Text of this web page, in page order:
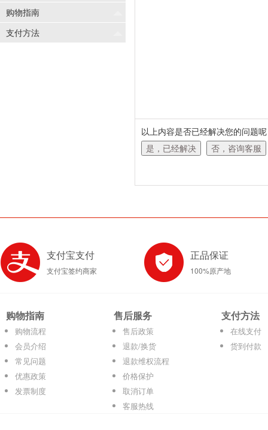
购物指南
支付方法
以上内容是否已经解决您的问题
支付宝支付
支付宝签约商家
正品保证
100%原产地
购物指南
购物流程
会员介绍
常见问题
优惠政策
发票制度
售后服务
售后政策
退款/换货
退款维权流程
价格保护
取消订单
客服热线
支付方法
在线支付
货到付款